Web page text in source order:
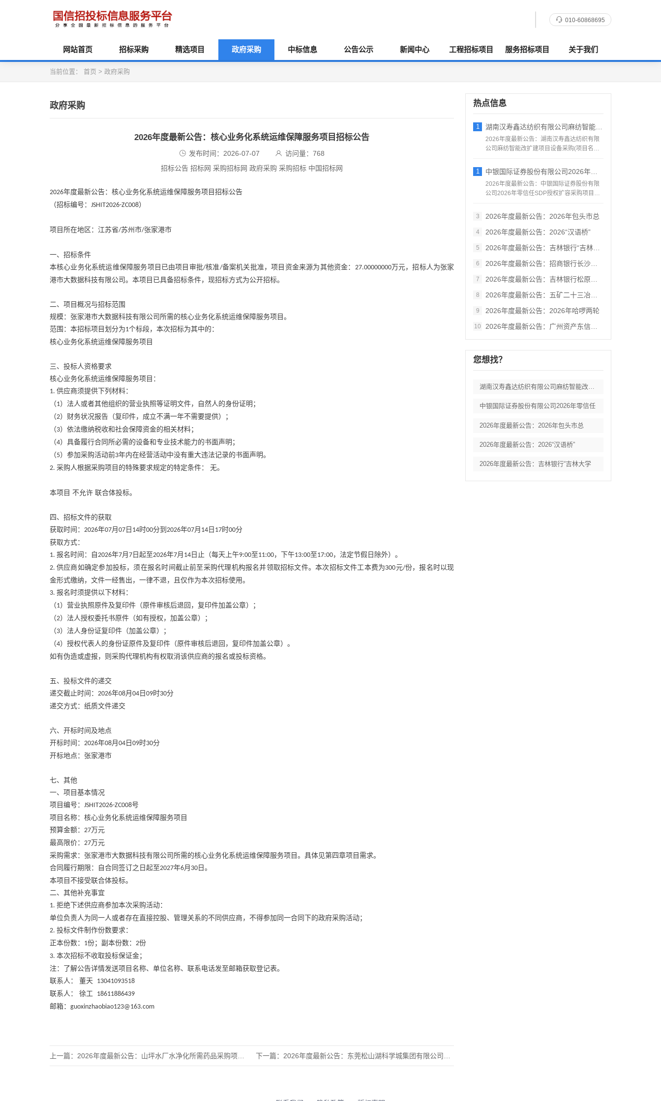
010-60868695
网站首页 招标采购 精选项目 政府采购 中标信息 公告公示 新闻中心 工程招标项目 服务招标项目 关于我们
当前位置： 首页 > 政府采购
政府采购
2026年度最新公告：核心业务化系统运维保障服务项目招标公告
发布时间：2026-07-07 访问量：768
招标公告 招标网 采购招标网 政府采购 采购招标 中国招标网
2026年度最新公告：核心业务化系统运维保障服务项目招标公告
（招标编号： JSHIT2026-ZC008）
项目所在地区：江苏省/苏州市/张家港市
一、招标条件
本核心业务化系统运维保障服务项目已由项目审批/核准/备案机关批准，项目资金来源为其他资金： 27.00000000万元，招标人为张家
港市大数据科技有限公司。本项目已具备招标条件，现招标方式为公开招标。
二、项目概况与招标范围
规模：张家港市大数据科技有限公司所需的核心业务化系统运维保障服务项目。
范围：本招标项目划分为1个标段，本次招标为其中的：
核心业务化系统运维保障服务项目
三、投标人资格要求
核心业务化系统运维保障服务项目：
1. 供应商须提供下列材料：
（1）法人或者其他组织的营业执照等证明文件，自然人的身份证明；
（2）财务状况报告（复印件，成立不满一年不需要提供）；
（3）依法缴纳税收和社会保障资金的相关材料；
（4）具备履行合同所必需的设备和专业技术能力的书面声明；
（5）参加采购活动前3年内在经营活动中没有重大违法记录的书面声明。
2. 采购人根据采购项目的特殊要求规定的特定条件： 无。
本项目 不允许 联合体投标。
四、招标文件的获取
获取时间： 2026年07月 07日 14时00分到 2026年07月 14日 17时00分
获取方式：
1. 报名时间：自2026年7月 7日起至2026年7月 14日止（每天上午9:00至11:00，下午13:00至17:00，法定节假日除外）。
2.供应商如确定参加投标，须在报名时间截止前至采购代理机构报名并领取招标文件。本次招标文件工本费为300元/份，报名时以现
金形式缴纳，文件一经售出，一律不退，且仅作为本次招标使用。
3. 报名时须提供以下材料：
（1）营业执照原件及复印件（原件审核后退回，复印件加盖公章）；
（2）法人授权委托书原件（如有授权，加盖公章）；
（3）法人身份证复印件（加盖公章）；
（4）授权代表人的身份证原件及复印件（原件审核后退回，复印件加盖公章）。
如有伪造或虚报，则采购代理机构有权取消该供应商的报名或投标资格。
五、投标文件的递交
递交截止时间： 2026年08月 04日 09时30分
递交方式：纸质文件递交
六、开标时间及地点
开标时间： 2026年08月 04日 09时30分
开标地点：张家港市
七、其他
一、项目基本情况
项目编号： JSHIT2026-ZC008号
项目名称：核心业务化系统运维保障服务项目
预算金额： 27万元
最高限价： 27万元
采购需求：张家港市大数据科技有限公司所需的核心业务化系统运维保障服务项目。具体见第四章项目需求。
合同履行期限：自合同签订之日起至2027年6月 30日。
本项目不接受联合体投标。
二、其他补充事宜
1. 拒绝下述供应商参加本次采购活动：
单位负责人为同一人或者存在直接控股、管理关系的不同供应商，不得参加同一合同下的政府采购活动；
2. 投标文件制作份数要求：
正本份数： 1份；副本份数： 2份
3. 本次招标不收取投标保证金；
注：了解公告详情发送项目名称、单位名称、联系电话发至邮箱获取登记表。
联系人：
董天
13041093518
联系人：
徐工
18611886439
邮箱： guoxinzhaobiao123@163.com
上一篇： 2026年度最新公告：山坪水厂水净化所需药品采购项目竞争性谈 下一篇： 2026年度最新公告：东莞松山湖科学城集团有限公司发行公司债
热点信息
1 湖南汉寿鑫达纺织有限公司麻纺智能改扩建项
2026年度最新公告：湖南汉寿鑫达纺织有限
公司麻纺智能改扩建项目设备采购(项目名称)
1 中银国际证券股份有限公司2026年零信任
2026年度最新公告：中银国际证券股份有限
公司2026年零信任SDP授权扩容采购项目采
3
2026年度最新公告：2026年包头市总
4 2026年度最新公告：2026“汉语桥”
5 2026年度最新公告：吉林银行“吉林大学
6 2026年度最新公告：招商银行长沙分行零
7 2026年度最新公告：吉林银行松原分行网
8 2026年度最新公告：五矿二十三冶建设集
9 2026年度最新公告：2026年哈啰两轮
10 2026年度最新公告：广州资产东信集团一
您想找？
湖南汉寿鑫达纺织有限公司麻纺智能改扩建项
中银国际证券股份有限公司2026年零信任
2026年度最新公告：2026年包头市总
2026年度最新公告：2026“汉语桥”
2026年度最新公告：吉林银行“吉林大学